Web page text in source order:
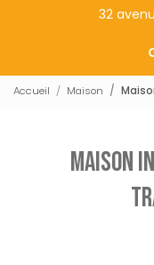
32
Accueil Maison
Maison